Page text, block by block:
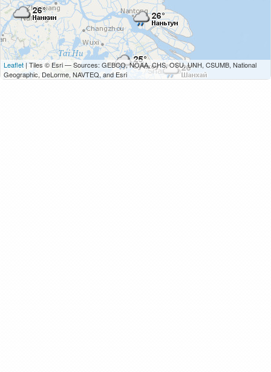
Leaflet | Tiles © Esri — Sources: GEBCO, NOAA, CHS, OSU, UNH, CSUMB, National
Geographic, DeLorme, NAVTEQ, and Esri